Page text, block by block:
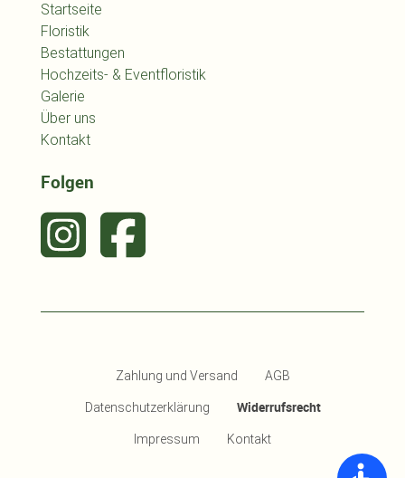
Startseite
Floristik
Bestattungen
Hochzeits- & Eventfloristik
Galerie
Über uns
Kontakt
Folgen
Zahlung und Versand AGB
Datenschutzerklärung Widerrufsrecht
Impressum Kontakt